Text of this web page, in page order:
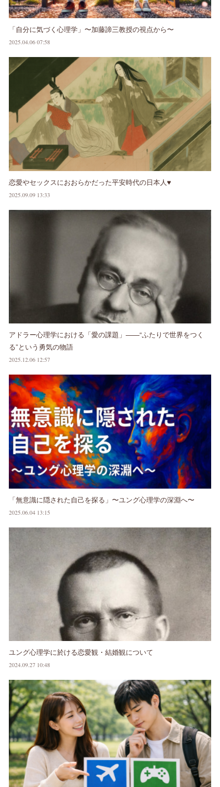
「自分に気づく心理学」〜加藤諦三教授の視点から〜
2025.04.06 07:58
恋愛やセックスにおおらかだった平安時代の日本人♥
2025.09.09 13:33
アドラー心理学における「愛の課題」——“ふたりで世界をつく
る”という勇気の物語
2025.12.06 12:57
「無意識に隠された自己を探る」〜ユング心理学の深淵へ〜
2025.06.04 13:15
ユング心理学に於ける恋愛観・結婚観について
2024.09.27 10:48